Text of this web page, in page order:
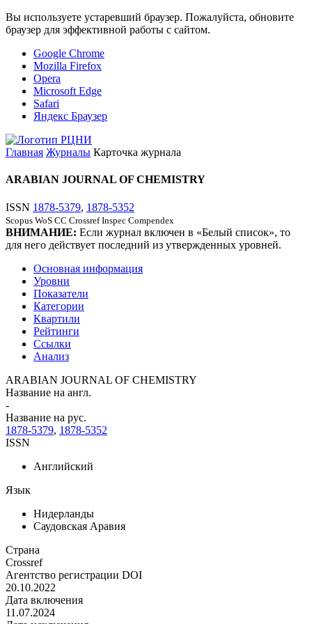
Вы используете устаревший браузер. Пожалуйста, обновите
браузер для эффективной работы с сайтом.
Google Chrome
Mozilla Firefox
Opera
Microsoft Edge
Safari
Яндекс Браузер
Главная Журналы Карточка журнала
ARABIAN JOURNAL OF CHEMISTRY
ISSN 1878-5379, 1878-5352
Scopus WoS CC Crossref Inspec Compendex
ВНИМАНИЕ: Если журнал включен в «Белый список», то
для него действует последний из утвержденных уровней.
Основная информация
Уровни
Показатели
Категории
Квартили
Рейтинги
Ссылки
Анализ
ARABIAN JOURNAL OF CHEMISTRY
Название на англ.
-
Название на рус.
1878-5379, 1878-5352
ISSN
Английский
Язык
Нидерланды
Саудовская Аравия
Страна
Crossref
Агентство регистрации DOI
20.10.2022
Дата включения
11.07.2024